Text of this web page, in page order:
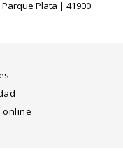
Parque Plata | 41900
online